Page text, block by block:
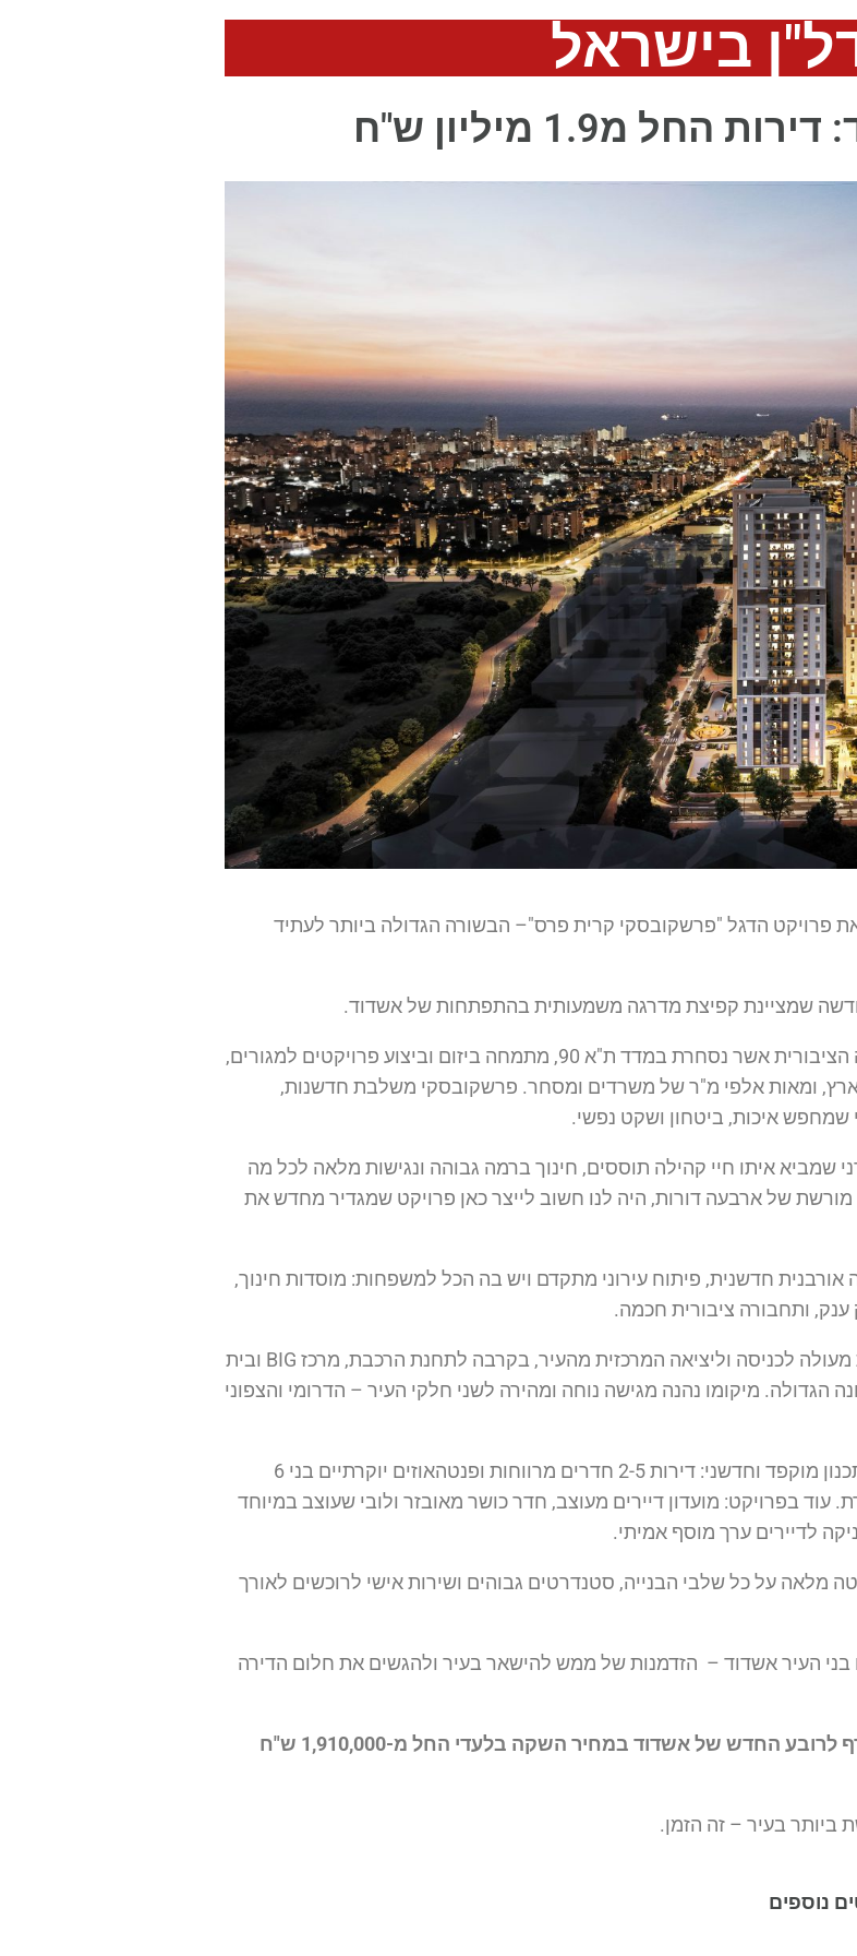
בישראל
מ1.9 מיליון ש"ח
פרויקט הדגל "פרשקובסקי קרית פרס"– הבשורה הגדולה ביותר לעתיד
שמציינת קפיצת מדרגה משמעותית בהתפתחות של אשדוד.
חברת פרשקובסקי היא מהחברות המובילות בענף הנדל"ן בישראל. החברה הציבורית אשר נסחרת במדד ת"א 90, מתמחה ביזום וביצוע פרויקטים למגורים,
ומאות אלפי מ"ר של משרדים ומסחר. פרשקובסקי משלבת חדשנות,
שמחפש איכות, ביטחון ושקט נפשי.
שמביא איתו חיי קהילה תוססים, חינוך ברמה גבוהה ונגישות מלאה לכל מה
של ארבעה דורות, היה לנו חשוב לייצר כאן פרויקט שמגדיר מחדש את
חדשנית, פיתוח עירוני מתקדם ויש בה הכל למשפחות: מוסדות חינוך,
ענק, ותחבורה ציבורית חכמה.
הפרויקט נבנה במיקום אסטרטגי בדרום-מזרח העיר, עם נגישות תחבורתית מעולה לכניסה וליציאה המרכזית מהעיר, בקרבה לתחנת הרכבת, מרכז BIG ובית
של כ-10 דקות מהים ובקרבת הדיונה הגדולה. מיקומו נהנה מגישה נוחה ומהירה לשני חלקי העיר – הדרומי והצפוני
בפרויקט – ארבעה מגדלי יוקרה בני 28 קומות הכוללים 460 יחידות דיור בתכנון מוקפד וחדשני: דירות 2-5 חדרים מרווחות ופנטהאוזים יוקרתיים בני 6
בפרויקט: מועדון דיירים מעוצב, חדר כושר מאובזר ולובי שעוצב במיוחד
לדיירים ערך מוסף אמיתי.
על כל שלבי הבנייה, סטנדרטים גבוהים ושירות אישי לרוכשים לאורך
2-3 חדרים עבור זוגות צעירים בני העיר אשדוד – הזדמנות של ממש להישאר בעיר ולהגשים את חלום הדירה
פרויקט פרשקובסקי קרית פרס מציע בימים אלו הזדמנות נדירה להצטרף לרובע החדש של אשדוד במחיר השקה בלעדי החל מ-1,910,000 ש"ח
בעיר – זה הזמן.
נוספים